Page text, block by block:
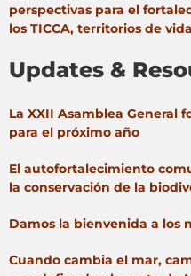
perspectivas para el
los TICCA, territorios de vida
Updates &
La XXII Asamblea General
para el próximo año
El autofortalecimiento
la conservación de la
Damos la bienvenida a los
Cuando cambia el mar,